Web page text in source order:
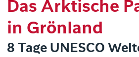
Das Arktische
in Grönland
8 Tage UNESCO